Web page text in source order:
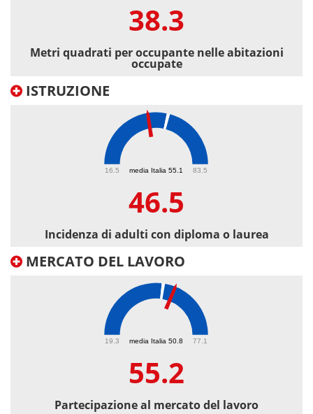
38.3
Metri quadrati per occupante nelle abitazioni
occupate
ISTRUZIONE
media Italia 55.1
16.5 83.5
46.5
Incidenza di adulti con diploma o laurea
MERCATO DEL LAVORO
media Italia 50.8
19.3 77.1
55.2
Partecipazione al mercato del lavoro